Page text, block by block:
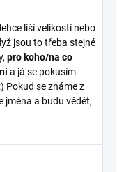
liší velikostí nebo
jsou to třeba stejné
pro koho/na co
a já se pokusím
Pokud se známe z
jména a budu vědět,